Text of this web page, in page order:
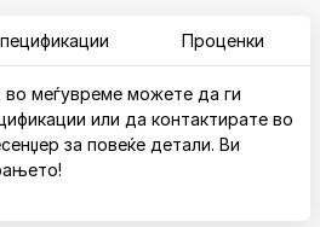
Проценки
меѓувреме можете да ги
или да контактирате во
за повеќе детали. Ви